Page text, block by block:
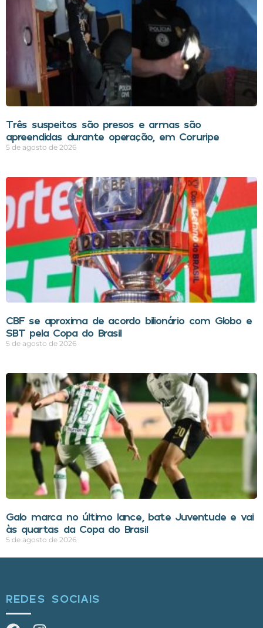
Três suspeitos são presos e armas são
apreendidas durante operação, em Coruripe
5 de agosto de 2026
CBF se aproxima de acordo bilionário com Globo e
SBT pela Copa do Brasil
5 de agosto de 2026
Galo marca no último lance, bate Juventude e vai
às quartas da Copa do Brasil
5 de agosto de 2026
REDES SOCIAIS